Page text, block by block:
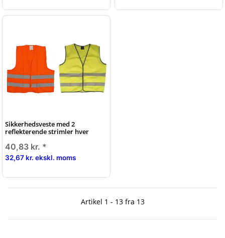
Sikkerhedsveste med 2
reflekterende strimler hver
40,83 kr. *
32,67 kr. ekskl. moms
Artikel 1 - 13 fra 13